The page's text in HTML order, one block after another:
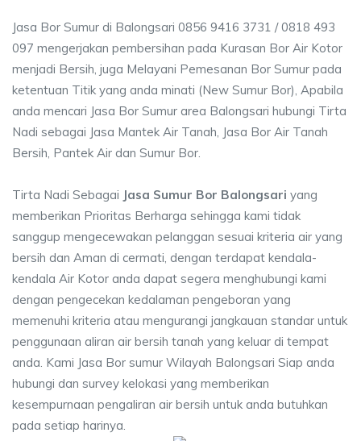
Jasa Bor Sumur di Balongsari 0856 9416 3731 / 0818 493
097 mengerjakan pembersihan pada Kurasan Bor Air Kotor
menjadi Bersih, juga Melayani Pemesanan Bor Sumur pada
ketentuan Titik yang anda minati (New Sumur Bor), Apabila
anda mencari Jasa Bor Sumur area Balongsari hubungi Tirta
Nadi sebagai Jasa Mantek Air Tanah, Jasa Bor Air Tanah
Bersih, Pantek Air dan Sumur Bor.
Tirta Nadi Sebagai Jasa Sumur Bor Balongsari yang
memberikan Prioritas Berharga sehingga kami tidak
sanggup mengecewakan pelanggan sesuai kriteria air yang
bersih dan Aman di cermati, dengan terdapat kendala-
kendala Air Kotor anda dapat segera menghubungi kami
dengan pengecekan kedalaman pengeboran yang
memenuhi kriteria atau mengurangi jangkauan standar untuk
penggunaan aliran air bersih tanah yang keluar di tempat
anda. Kami Jasa Bor sumur Wilayah Balongsari Siap anda
hubungi dan survey kelokasi yang memberikan
kesempurnaan pengaliran air bersih untuk anda butuhkan
pada setiap harinya.